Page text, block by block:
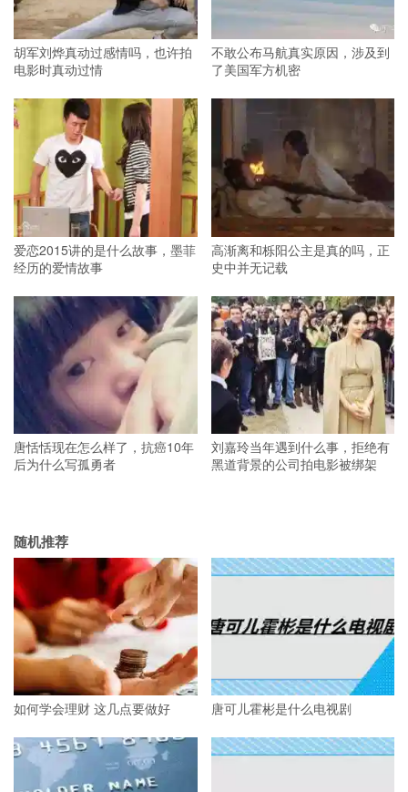
胡军刘烨真动过感情吗，也许拍
电影时真动过情
不敢公布马航真实原因，涉及到
了美国军方机密
爱恋2015讲的是什么故事，墨菲
经历的爱情故事
高渐离和栎阳公主是真的吗，正
史中并无记载
唐恬恬现在怎么样了，抗癌10年
后为什么写孤勇者
刘嘉玲当年遇到什么事，拒绝有
黑道背景的公司拍电影被绑架
随机推荐
如何学会理财 这几点要做好 唐可儿霍彬是什么电视剧